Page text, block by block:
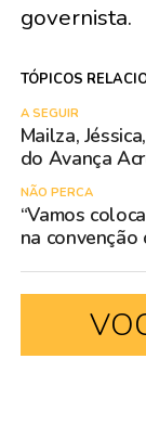
governista.
TÓPICOS
A SEGUIR
Mailza,
do Avança
NÃO PERCA
“Vamos
na